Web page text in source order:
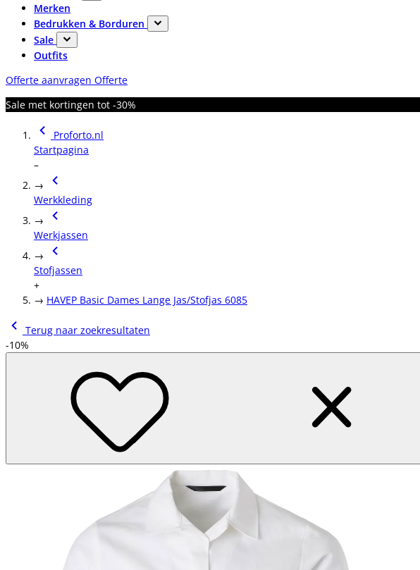
Merken
Bedrukken & Borduren
Sale
Outfits
Offerte aanvragen Offerte
Sale met kortingen tot -30%
Proforto.nl
Startpagina
–
→
Werkkleding
→
Werkjassen
→
Stofjassen
+
→ HAVEP Basic Dames Lange Jas/Stofjas 6085
Terug naar zoekresultaten
-10%